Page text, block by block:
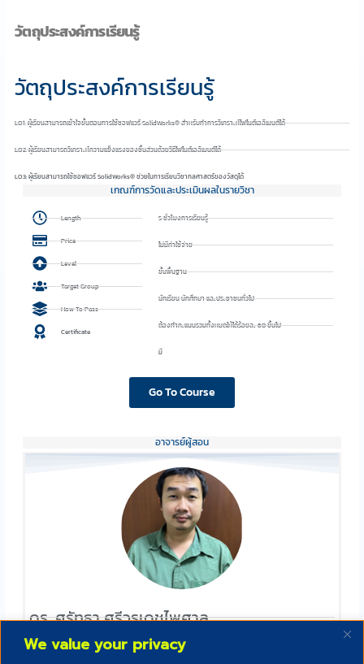
We value your privacy
วัตถุประสงค์การเรียนรู้
วัตถุประสงค์การเรียนรู้
LO1: ผู้เรียนสามารถเข้าใจขั้นตอนการใช้ซอฟแวร์ SolidWorks® สำหรับทำการวิเคราะห์ไฟไนต์เอลิเมนต์ได้
LO2: ผู้เรียนสามารถวิเคราะห์ความแข็งแรงของชิ้นส่วนด้วยวิธีไฟไนต์เอลิเมนต์ได้
LO3: ผู้เรียนสามารถใช้ซอฟแวร์ SolidWorks® ช่วยในการเรียนวิชากลศาสตร์ของวัสดุได้
เกณฑ์การวัดและประเมินผลในรายวิชา
Length
Price
Level
Target Group
How To Pass
Certificate
5 ชั่วโมงการเรียนรู้
ไม่มีค่าใช้จ่าย
ขั้นพื้นฐาน
นักเรียน นักศึกษา และประชาชนทั่วไป
ต้องทำคะแนนรวมทั้งหมดให้ได้ร้อยละ 60 ขึ้นไป
มี
Go To Course
อาจารย์ผู้สอน
ดร. ศรัทธา ศรีวรเดชไพศาล
คณะวิศวกรรมศาสตร์